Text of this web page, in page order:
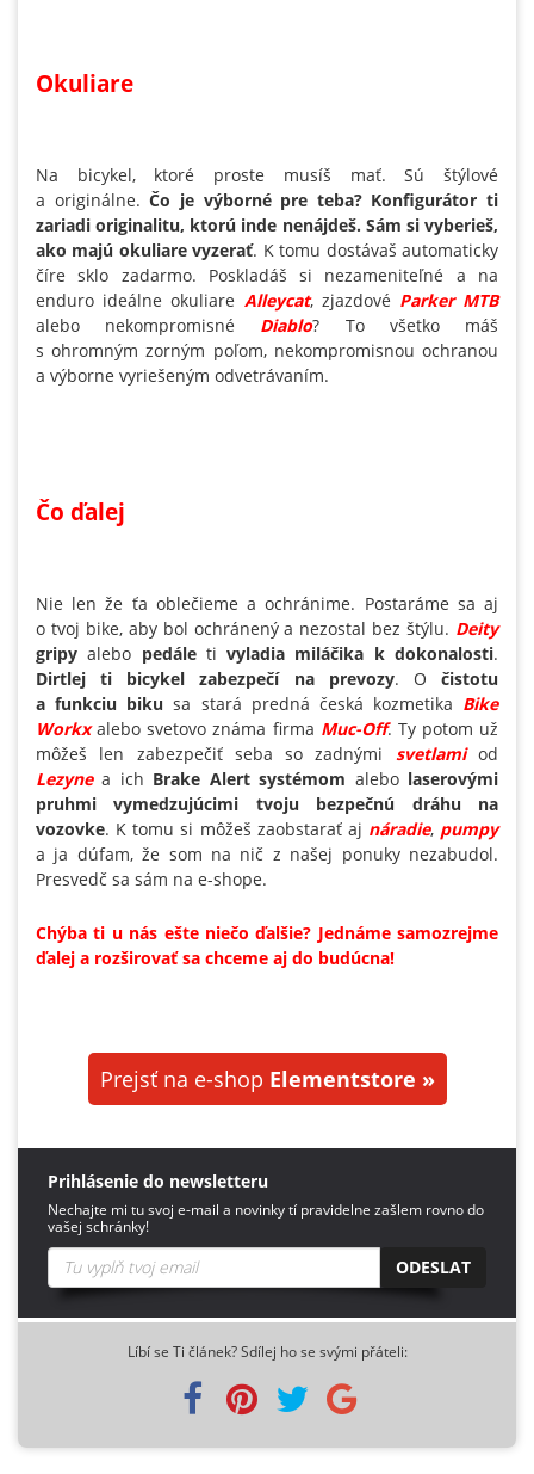
Okuliare
Na bicykel, ktoré proste musíš mať. Sú štýlové
a originálne.Čo je výborné pre teba? Konfigurátor ti
zariadi originalitu, ktorú inde nenájdeš. Sám si vyberieš,
ako majú okuliare vyzerať. K tomu dostávaš automaticky
číre sklo zadarmo. Poskladáš si nezameniteľné a na
enduro ideálne okuliare Alleycat, zjazdové Parker MTB
alebo nekompromisné Diablo? To všetko máš
s ohromným zorným poľom, nekompromisnou ochranou
a výborne vyriešeným odvetrávaním.
Čo ďalej
Nie len že ťa oblečieme a ochránime. Postaráme sa aj
o tvoj bike, aby bol ochránený a nezostal bez štýlu. Deity
gripyalebo pedáletivyladia miláčika k dokonalosti.
Dirtlej ti bicykel zabezpečí na prevozy. Očistotu
a funkciu biku sa stará predná česká kozmetika Bike
Workxalebo svetovo známa firma Muc-Off. Ty potom už
môžeš len zabezpečiť seba so zadnými svetlami od
Lezyne a ich Brake Alert systémom alebo laserovými
pruhmi vymedzujúcimi tvoju bezpečnú dráhu na
vozovke. K tomu si môžeš zaobstarať aj náradie, pumpy
a ja dúfam, že som na nič z našej ponuky nezabudol.
Presvedč sa sám na e-shope.
Chýba ti u nás ešte niečo ďalšie? Jednáme samozrejme
ďalej a rozširovať sa chceme aj do budúcna!
Prejsť na e-shop Elementstore »
Prihlásenie do newsletteru
Nechajte mi tu svoj e-mail a novinky tí pravidelne zašlem rovno do
vašej schránky!
ODESLAT
Líbí se Ti článek? Sdílej ho se svými přáteli: